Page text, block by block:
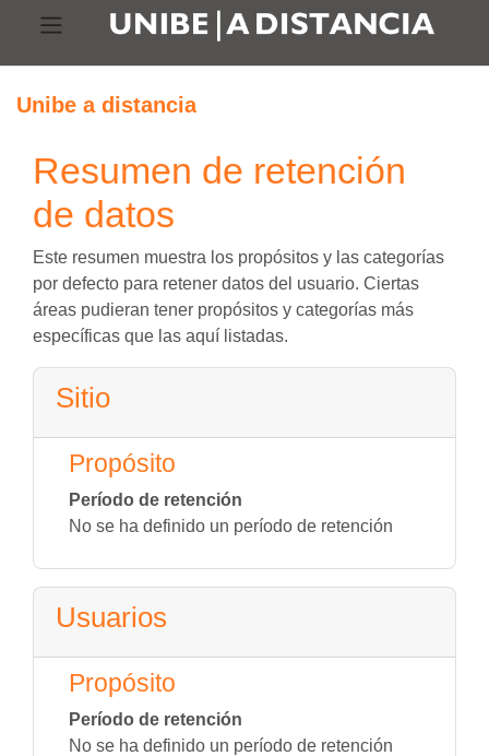
Unibe a distancia
Resumen de retención
de datos
Este resumen muestra los propósitos y las categorías
por defecto para retener datos del usuario. Ciertas
áreas pudieran tener propósitos y categorías más
específicas que las aquí listadas.
Sitio
Propósito
Período de retención
No se ha definido un período de retención
Usuarios
Propósito
Período de retención
No se ha definido un período de retención